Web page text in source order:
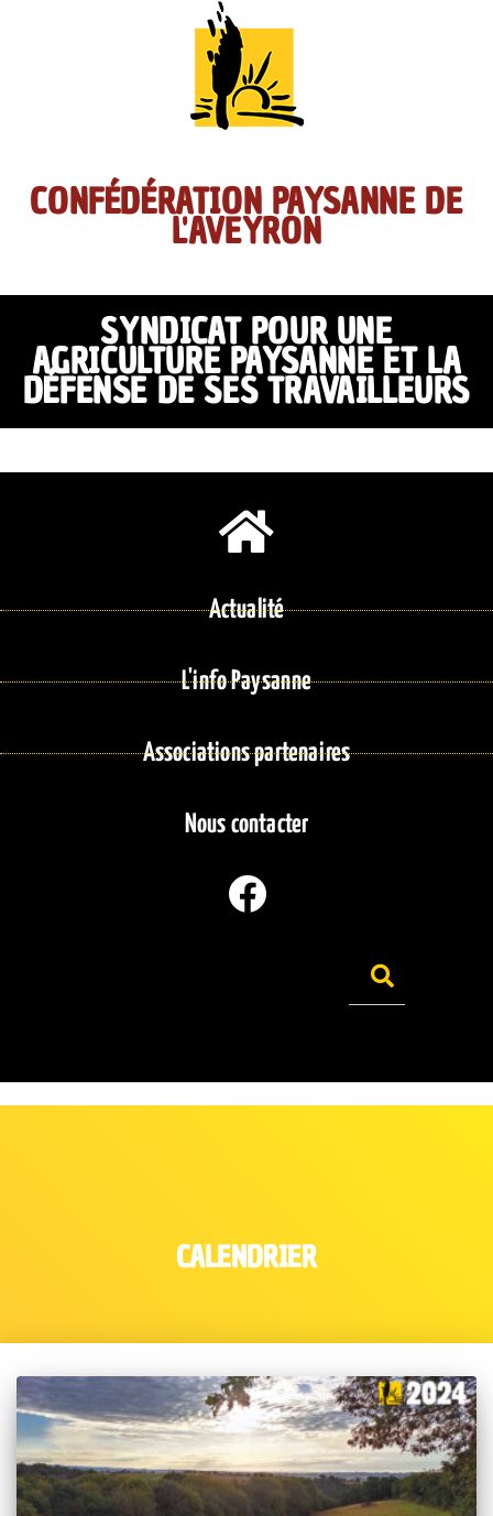
CONFÉDÉRATION PAYSANNE DE
L'AVEYRON
SYNDICAT POUR UNE
AGRICULTURE PAYSANNE ET LA
DÉFENSE DE SES TRAVAILLEURS
Actualité
L'info Paysanne
Associations partenaires
Nous contacter
CALENDRIER